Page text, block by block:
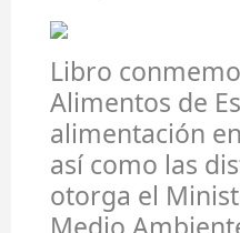
Libro
Alimentos de
alimentación
así como las
otorga el